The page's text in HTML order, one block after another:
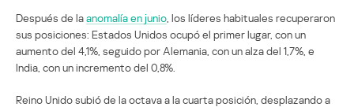
Después de laanomalía en junio , los líderes habituales recuperaron
sus posiciones: Estados Unidos ocupó el primer lugar, con un
aumento del 4,1%, seguido por Alemania, con un alza del 1,7%, e
India, con un incremento del 0,8%.
Reino Unido subió de la octava a la cuarta posición, desplazando a